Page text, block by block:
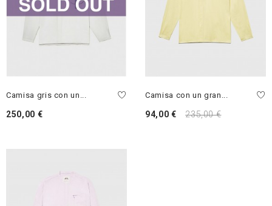
Camisa gris con un...
250,00 €
Camisa con un gran...
94,00 € 235,00 €